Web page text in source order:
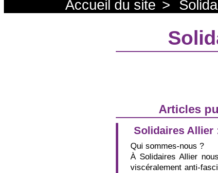
Accueil du site >
Articles
Solidaires Allier
Qui sommes-nous ?
À Solidaires Allier
viscéralement anti-